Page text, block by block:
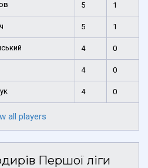
5 1
5 1
4 0
4 0
4 0
all players
Першої ліги